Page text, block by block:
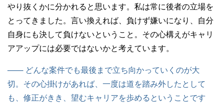
やり抜くかに分かれると思います。私は常に後者の立場を
とってきました。言い換えれば、負けず嫌いになり、自分
自身にも決して負けないということ。その心構えがキャリ
アアップには必要ではないかと考えています。
—— どんな案件でも最後まで立ち向かっていくのが大
切。その心掛けがあれば、一度は道を踏み外したとして
も、修正がきき、望むキャリアを歩めるということです